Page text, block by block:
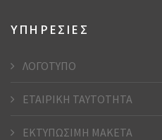
ΥΠΗΡΕΣΙΕΣ
ΛΟΓΟΤΥΠΟ
ΕΤΑΙΡΙΚΗ ΤΑΥΤΟΤΗΤΑ
ΕΚΤΥΠΩΣΙΜΗ ΜΑΚΕΤΑ